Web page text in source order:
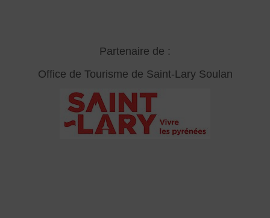
Partenaire de :
Office de Tourisme de Saint-Lary Soulan